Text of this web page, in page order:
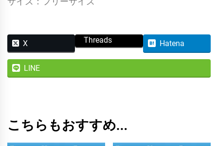
キ
ニ
イ
個
X Threads Hatena
LINE
こちらもおすすめ…